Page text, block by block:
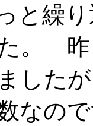
と繰
。 昨
した
なの